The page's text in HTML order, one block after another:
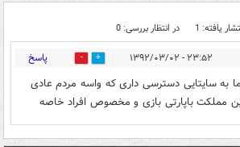
یافته: 1 در انتظار بررسی: 0
۲۳:۵۲ - ۱۳۹۲/۰۳/۰۲ 0 پاسخ
سایتایی دسترسی داری که واسه مردم عادی
مملکت باپارتی بازی و مخصوص افراد خاصه